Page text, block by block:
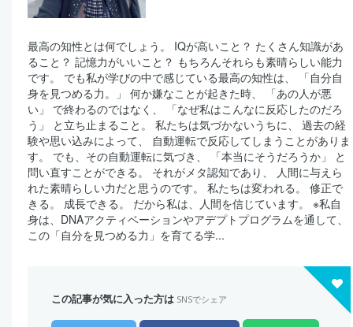
最高の知性とは何でしょう。 IQが高いこと？ たくさん知識があ
ること？ 記憶力がいいこと？ もちろんそれらも素晴らしい能力
です。 でも私が学びの中で感じている最高の知性は、 「自分自
身を見つめる力。」 何か嫌なことが起きた時、 「あの人が悪
い」 で終わるのではなく、 「なぜ私はこんなに反応したのだろ
う」 と立ち止まること。 私たちは気づかないうちに、 過去の経
験や思い込みによって、 自動運転で反応してしまうことがありま
す。 でも、その自動運転に気づき、 「本当にそうだろうか」 と
問い直すことができる。 それがメタ認知であり、 人間に与えら
れた素晴らしい力だと思うのです。 私たちは変われる。 修正で
きる。 成長できる。 だから私は、人間を信じています。 ※私自
身は、DNAアクティベーションやアデプトプログラムを通して、
この「自分を見つめる力」を育てる学...
この記事が気に入った方は SNSでシェア